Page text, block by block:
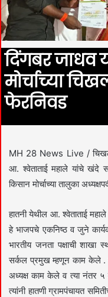
दिंगबर जाधव
मोर्चाच्या
फेरनिवड
MH 28 News Live /
आ. श्वेताताई महाले यांचे खंदे
किसान मोर्चाच्या तालुका
हातनी येथील आ. श्वेताताई
हे भाजपचे एकनिष्ठ व जुने
भारतीय जनता पक्षाची
सर्कल प्रमुख म्हणून काम केले .
अध्यक्ष काम केले व त्या नंतर ५
त्यांनी हातणी ग्रामपंचायत